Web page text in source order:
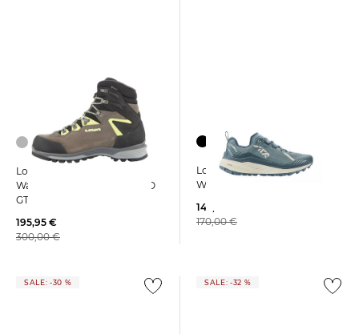
Lowa | Damen
Wanderschuhe LAVENA EVO
GTX WS
195,95 €
300,00 €
Lowa | Damen
Wanderschuhe SKYTERRA
142,75 €
170,00 €
SALE: -30 % SALE: -32 %